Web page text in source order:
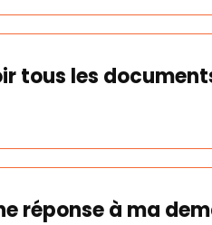
tous les
réponse à ma